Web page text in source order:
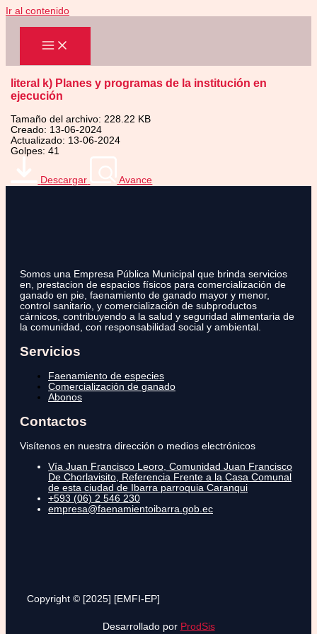
Ir al contenido
literal k) Planes y programas de la institución en
ejecución
Tamaño del archivo: 228.22 KB
Creado: 13-06-2024
Actualizado: 13-06-2024
Golpes: 41
Descargar Avance
Somos una Empresa Pública Municipal que brinda servicios
en, prestacion de espacios físicos para comercialización de
ganado en pie, faenamiento de ganado mayor y menor,
control sanitario, y comercialización de subproductos
cárnicos, contribuyendo a la salud y seguridad alimentaria de
la comunidad, con responsabilidad social y ambiental.
Servicios
Faenamiento de especies
Comercialización de ganado
Abonos
Contactos
Visítenos en nuestra dirección o medios electrónicos
Vía Juan Francisco Leoro, Comunidad Juan Francisco
De Chorlavisito, Referencia Frente a la Casa Comunal
de esta ciudad de Ibarra parroquia Caranqui
+593 (06) 2 546 230
empresa@faenamientoibarra.gob.ec
Copyright © [2025] [EMFI-EP]
Desarrollado por ProdSis